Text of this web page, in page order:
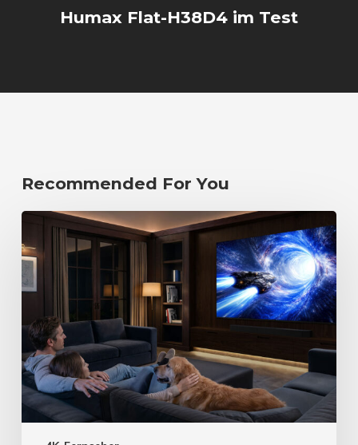
Humax Flat-H38D4 im Test
Recommended For You